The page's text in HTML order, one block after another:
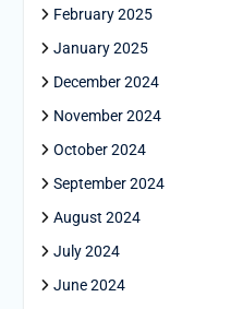
February 2025
January 2025
December 2024
November 2024
October 2024
September 2024
August 2024
July 2024
June 2024